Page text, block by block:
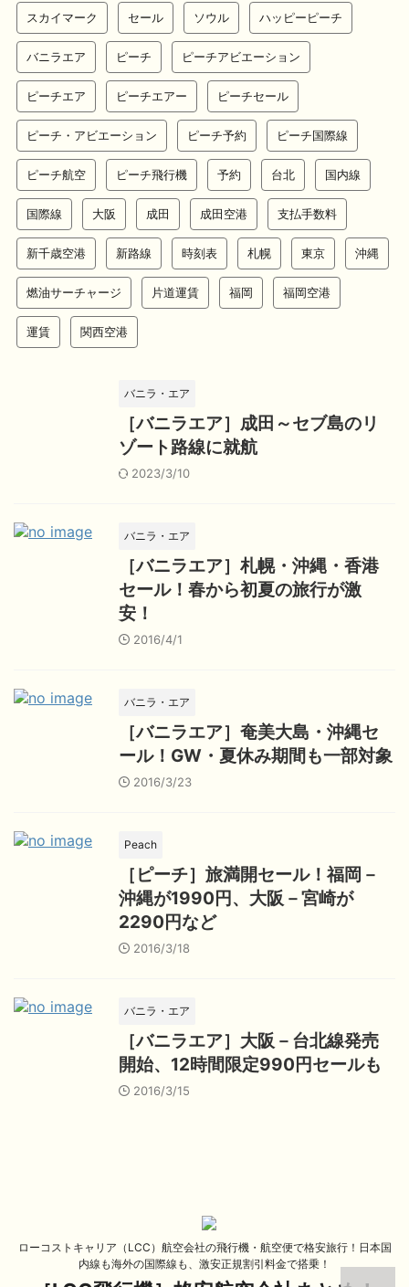
スカイマーク セール ソウル ハッピーピーチ
バニラエア ピーチ ピーチアビエーション
ピーチエア ピーチエアー ピーチセール
ピーチ・アビエーション ピーチ予約 ピーチ国際線
ピーチ航空 ピーチ飛行機 予約 台北 国内線
国際線 大阪 成田 成田空港 支払手数料
新千歳空港 新路線 時刻表 札幌 東京 沖縄
燃油サーチャージ 片道運賃 福岡 福岡空港
運賃 関西空港
バニラ・エア
［バニラエア］成田～セブ島のリ
ゾート路線に就航
2023/3/10
バニラ・エア
［バニラエア］札幌・沖縄・香港
セール！春から初夏の旅行が激
安！
2016/4/1
バニラ・エア
［バニラエア］奄美大島・沖縄セ
ール！GW・夏休み期間も一部対象
2016/3/23
Peach
［ピーチ］旅満開セール！福岡－
沖縄が1990円、大阪－宮崎が
2290円など
2016/3/18
バニラ・エア
［バニラエア］大阪－台北線発売
開始、12時間限定990円セールも
2016/3/15
ローコストキャリア（LCC）航空会社の飛行機・航空便で格安旅行！日本国
内線も海外の国際線も、激安正規割引料金で搭乗！